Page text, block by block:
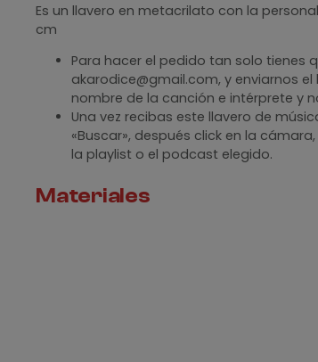
Es un llavero en metacrilato con la
cm
Para hacer el pedido tan solo tienes
akarodice@gmail.com, y enviarnos
nombre de la canción e intérprete y
Una vez recibas este llavero de
«Buscar», después click en la
la playlist o el podcast elegido.
Materiales